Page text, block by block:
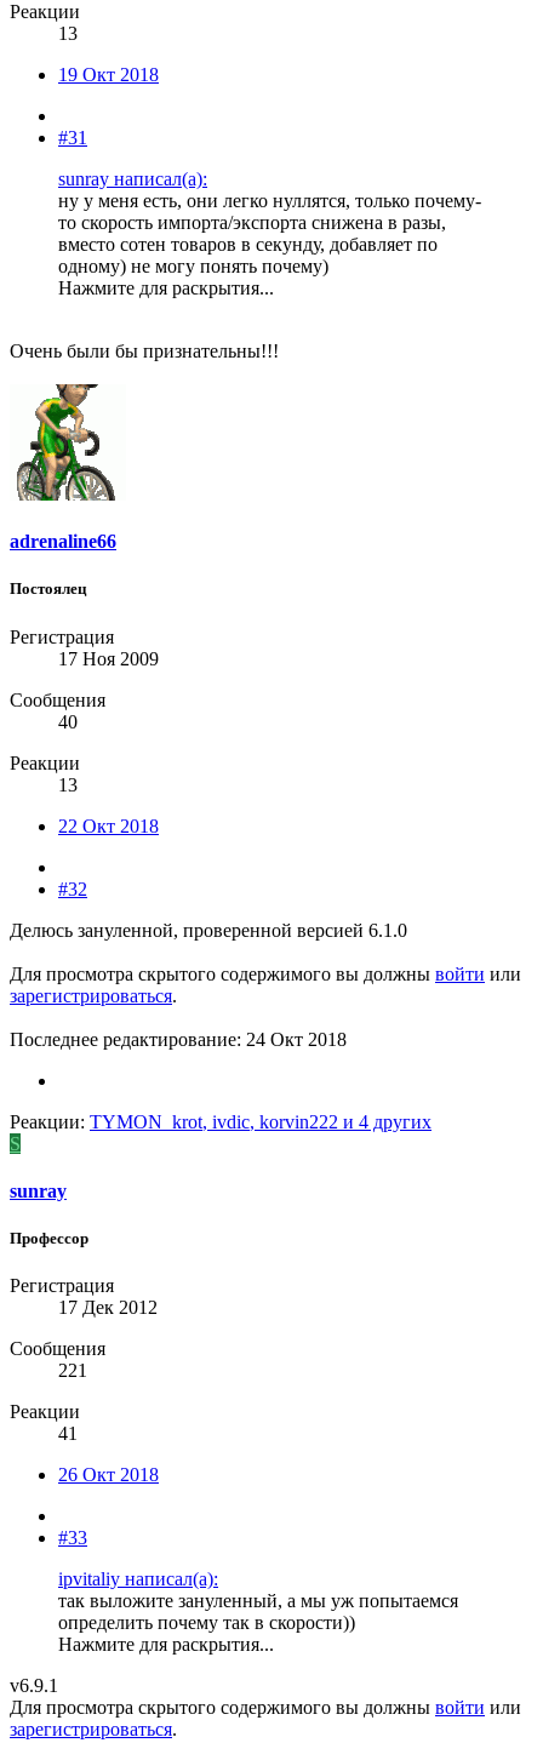
Реакции
13
19 Окт 2018
#31
sunray написал(а):
ну у меня есть, они легко нуллятся, только почему-
то скорость импорта/экспорта снижена в разы,
вместо сотен товаров в секунду, добавляет по
одному) не могу понять почему)
Нажмите для раскрытия...
Очень были бы признательны!!!
adrenaline66
Постоялец
Регистрация
17 Ноя 2009
Сообщения
40
Реакции
13
22 Окт 2018
#32
Делюсь зануленной, проверенной версией 6.1.0
Для просмотра скрытого содержимого вы должны войти или
зарегистрироваться.
Последнее редактирование: 24 Окт 2018
Реакции: TYMON_krot, ivdic, korvin222 и 4 других
S
sunray
Профессор
Регистрация
17 Дек 2012
Сообщения
221
Реакции
41
26 Окт 2018
#33
ipvitaliy написал(а):
так выложите зануленный, а мы уж попытаемся
определить почему так в скорости))
Нажмите для раскрытия...
v6.9.1
Для просмотра скрытого содержимого вы должны войти или
зарегистрироваться.